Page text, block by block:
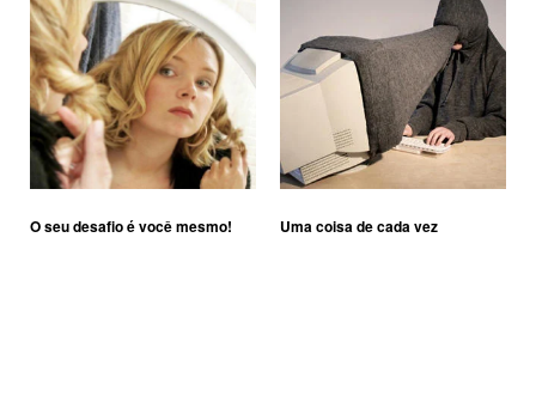
O seu desafio é você mesmo! Uma coisa de cada vez